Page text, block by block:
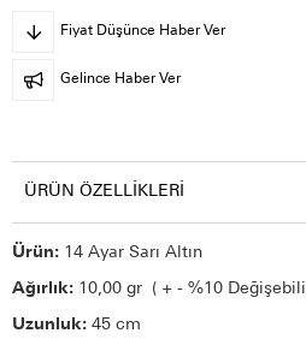
Fiyat Düşünce Haber Ver
Gelince Haber Ver
ÜRÜN ÖZELLIKLERI
Ürün: 14 Ayar Sarı Altın
Ağırlık: 10,00 gr ( + - %10
Uzunluk: 45 cm